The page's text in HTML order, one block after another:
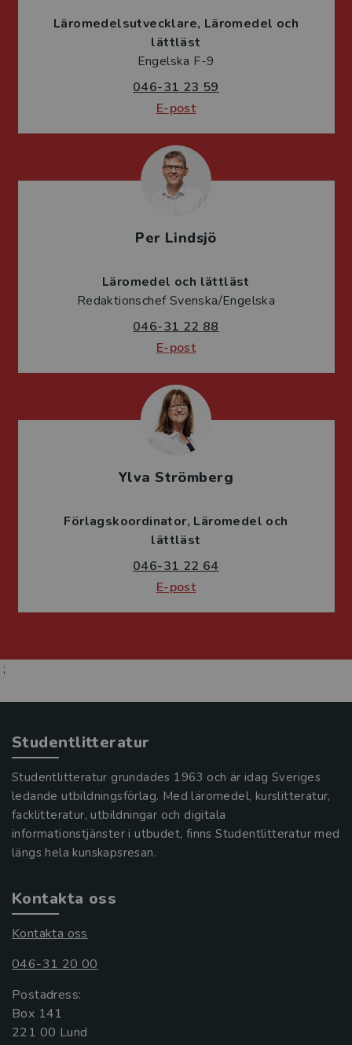
Läromedelsutvecklare Läromedel och
lättläst
Engelska F-9
046-31 23 59
E-post
Per Lindsjö
Läromedel och lättläst
Redaktionschef Svenska/Engelska
046-31 22 88
E-post
Ylva Strömberg
Förlagskoordinator Läromedel och
lättläst
046-31 22 64
E-post
;
Studentlitteratur
Studentlitteratur grundades 1963 och är idag Sveriges
ledande utbildningsförlag. Med läromedel, kurslitteratur,
facklitteratur, utbildningar och digitala
informationstjänster i utbudet, finns Studentlitteratur med
längs hela kunskapsresan.
Kontakta oss
Kontakta oss
046-31 20 00
Postadress:
Box 141
221 00 Lund